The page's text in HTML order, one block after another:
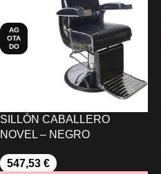
AG
OTA
DO
SILLÓN CABALLERO
NOVEL – NEGRO
547,53 €